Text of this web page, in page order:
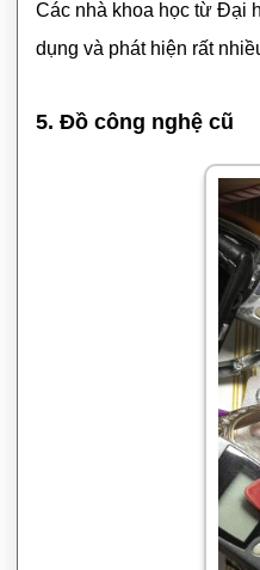
Các nhà khoa học từ Đại
dụng và phát hiện rất
5. Đồ công nghệ cũ